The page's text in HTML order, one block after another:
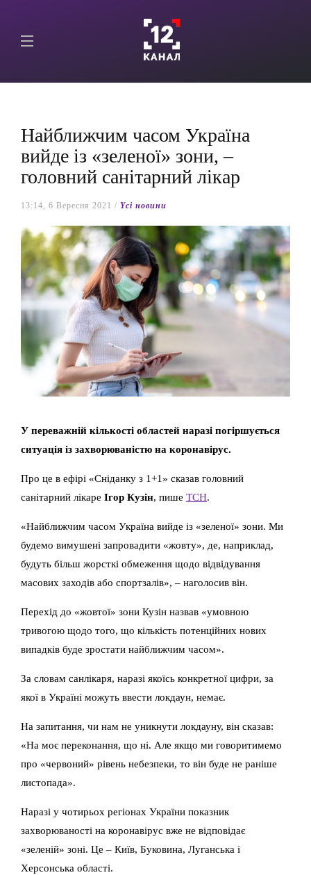
Найближчим часом Україна
вийде із «зеленої» зони, –
головний санітарний лікар
13:14, 6 Вересня 2021 / Yсі новини
У переважній кількості областей наразі погіршується
ситуація із захворюваністю на коронавірус.
Про це в ефірі «Сніданку з 1+1» сказав головний
санітарний лікаре Ігор Кузін, пише ТСН.
«Найближчим часом Україна вийде із «зеленої» зони. Ми
будемо вимушені запровадити «жовту», де, наприклад,
будуть більш жорсткі обмеження щодо відвідування
масових заходів або спортзалів», – наголосив він.
Перехід до «жовтої» зони Кузін назвав «умовною
тривогою щодо того, що кількість потенційних нових
випадків буде зростати найближчим часом».
За словам санлікаря, наразі якоїсь конкретної цифри, за
якої в Україні можуть ввести локдаун, немає.
На запитання, чи нам не уникнути локдауну, він сказав:
«На моє переконання, що ні. Але якщо ми говоритимемо
про «червоний» рівень небезпеки, то він буде не раніше
листопада».
Наразі у чотирьох регіонах України показник
захворюваності на коронавірус вже не відповідає
«зеленій» зоні. Це – Київ, Буковина, Луганська і
Херсонська області.